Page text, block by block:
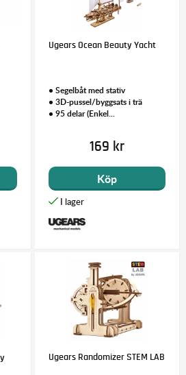
Ugears Ocean Beauty Yacht
• Segelbåt med stativ
• 3D-pussel/byggsats i trä
• 95 delar (Enkel...
169 kr
Köp
Ugears Randomizer STEM LAB